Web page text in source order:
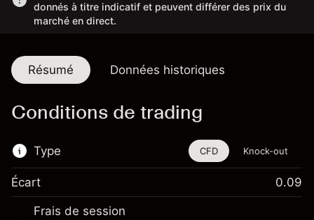
donnés à titre indicatif et peuvent différer des prix du
marché en direct.
Résumé Données historiques
Conditions de trading
Type
Cet instrument financier est disponible pour
le trading via les CFD et les Knock-outs.
CFD Knock-out
Écart 0.09
Frais de session